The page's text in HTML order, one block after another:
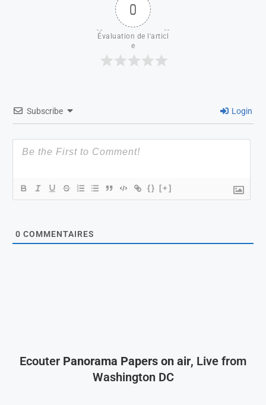
0
Évaluation de l'articl
e
Subscribe Login
{} [+]
0 COMMENTAIRES
Ecouter Panorama Papers on air, Live from
Washington DC